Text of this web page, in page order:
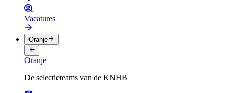
Vacatures
Oranje
Oranje
De selectieteams van de KNHB